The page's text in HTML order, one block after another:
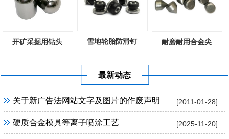
开矿采掘用钻头 雪地轮胎防滑钉 耐磨耐用合金尖
最新动态
[2011-01-28]
关于新广告法网站文字及图片的作废声明
[2025-11-20]
硬质合金模具等离子喷涂工艺